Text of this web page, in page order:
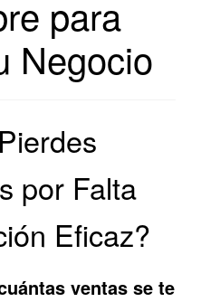
para
Negocio
por Falta
Eficaz?
ventas se te